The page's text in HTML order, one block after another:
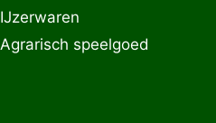
IJzerwaren
Agrarisch speelgoed